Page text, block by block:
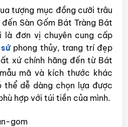
tượng mục đồng cưỡi trâu
Sàn Gốm Bát Tràng Bát
là đơn vị chuyên cung cấp
phong thủy, trang trí đẹp
xứ chính hãng đến từ Bát
mã và kích thước khác
thể dễ dàng chọn lựa được
hợp với túi tiền của mình.